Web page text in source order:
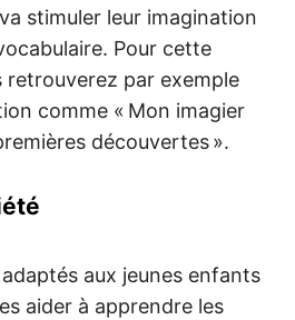
stimuler leur imagination
Pour cette
retrouverez par exemple
comme « Mon imagier
découvertes ».
aux jeunes enfants
aider à apprendre les